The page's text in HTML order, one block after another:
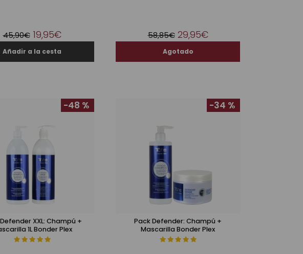
45,90€ 19,95€ 58,85€ 29,95€
XXL: Champú +
1L Bonder Plex
-48 %
Pack Defender: Champú +
Mascarilla Bonder Plex
-34 %